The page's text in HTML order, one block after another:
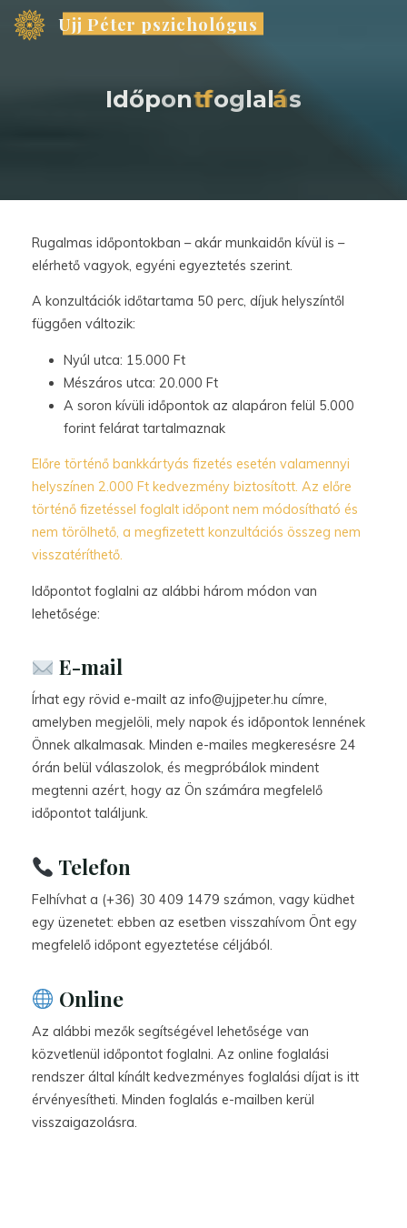
Skip
Ujj Péter pszichológus
Időpont
tf
foglalá
ás
Rugalmas időpontokban – akár munkaidőn kívül is –
elérhető vagyok, egyéni egyeztetés szerint.
A konzultációk időtartama 50 perc, díjuk helyszíntől
függően változik:
Nyúl utca: 15.000 Ft
Mészáros utca: 20.000 Ft
A soron kívüli időpontok az alapáron felül 5.000
forint felárat tartalmaznak
Előre történő bankkártyás fizetés esetén valamennyi
helyszínen 2.000 Ft kedvezmény biztosított. Az előre
történő fizetéssel foglalt időpont nem módosítható és
nem törölhető, a megfizetett konzultációs összeg nem
visszatéríthető.
Időpontot foglalni az alábbi három módon van
lehetősége:
E-mail
Írhat egy rövid e-mailt az info@ujjpeter.hu címre,
amelyben megjelöli, mely napok és időpontok lennének
Önnek alkalmasak. Minden e-mailes megkeresésre 24
órán belül válaszolok, és megpróbálok mindent
megtenni azért, hogy az Ön számára megfelelő
időpontot találjunk.
Telefon
Felhívhat a (+36) 30 409 1479 számon, vagy küdhet
egy üzenetet: ebben az esetben visszahívom Önt egy
megfelelő időpont egyeztetése céljából.
Online
Az alábbi mezők segítségével lehetősége van
közvetlenül időpontot foglalni. Az online foglalási
rendszer által kínált kedvezményes foglalási díjat is itt
érvényesítheti. Minden foglalás e-mailben kerül
visszaigazolásra.